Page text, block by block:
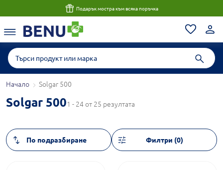
Консултация с магистър-фармацевт до 1 час
Начало Solgar 500
Solgar 5001 - 24 от 25 резултата
Филтри (0)